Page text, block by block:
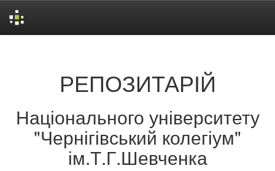
РЕПОЗИТАРІЙ
Національного університету
"Чернігівський колегіум"
ім.Т.Г.Шевченка